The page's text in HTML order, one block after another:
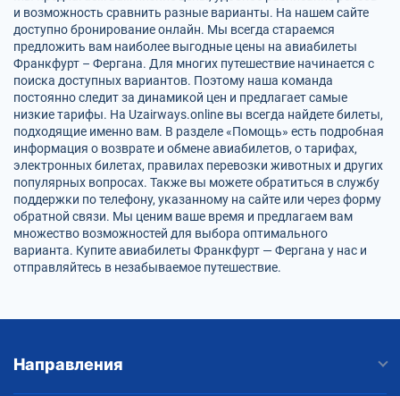
и возможность сравнить разные варианты. На нашем сайте
доступно бронирование онлайн. Мы всегда стараемся
предложить вам наиболее выгодные цены на авиабилеты
Франкфурт – Фергана. Для многих путешествие начинается с
поиска доступных вариантов. Поэтому наша команда
постоянно следит за динамикой цен и предлагает самые
низкие тарифы. На Uzairways.online вы всегда найдете билеты,
подходящие именно вам. В разделе «Помощь» есть подробная
информация о возврате и обмене авиабилетов, о тарифах,
электронных билетах, правилах перевозки животных и других
популярных вопросах. Также вы можете обратиться в службу
поддержки по телефону, указанному на сайте или через форму
обратной связи. Мы ценим ваше время и предлагаем вам
множество возможностей для выбора оптимального
варианта. Купите авиабилеты Франкфурт — Фергана у нас и
отправляйтесь в незабываемое путешествие.
Направления